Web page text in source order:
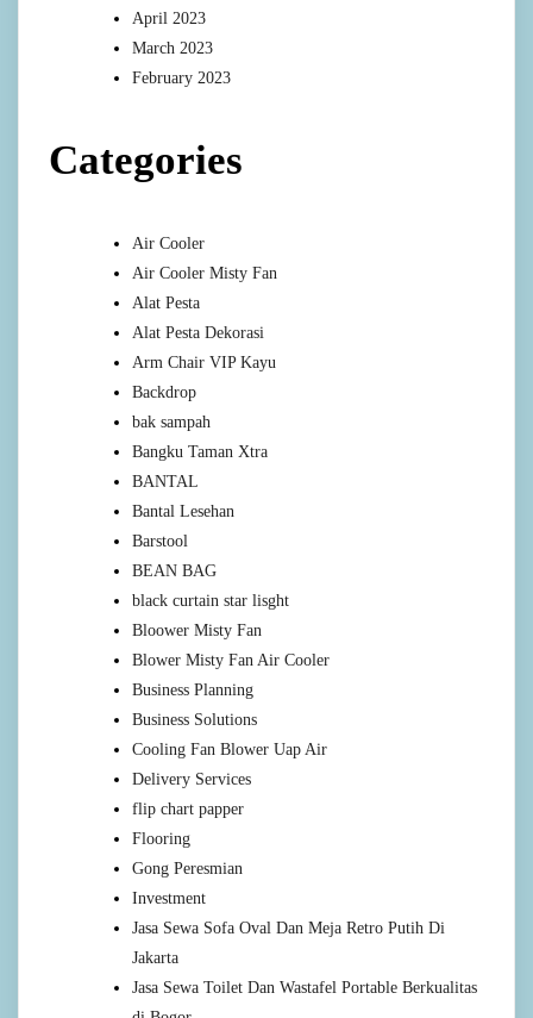
April 2023
March 2023
February 2023
Categories
Air Cooler
Air Cooler Misty Fan
Alat Pesta
Alat Pesta Dekorasi
Arm Chair VIP Kayu
Backdrop
bak sampah
Bangku Taman Xtra
BANTAL
Bantal Lesehan
Barstool
BEAN BAG
black curtain star lisght
Bloower Misty Fan
Blower Misty Fan Air Cooler
Business Planning
Business Solutions
Cooling Fan Blower Uap Air
Delivery Services
flip chart papper
Flooring
Gong Peresmian
Investment
Jasa Sewa Sofa Oval Dan Meja Retro Putih Di
Jakarta
Jasa Sewa Toilet Dan Wastafel Portable Berkualitas